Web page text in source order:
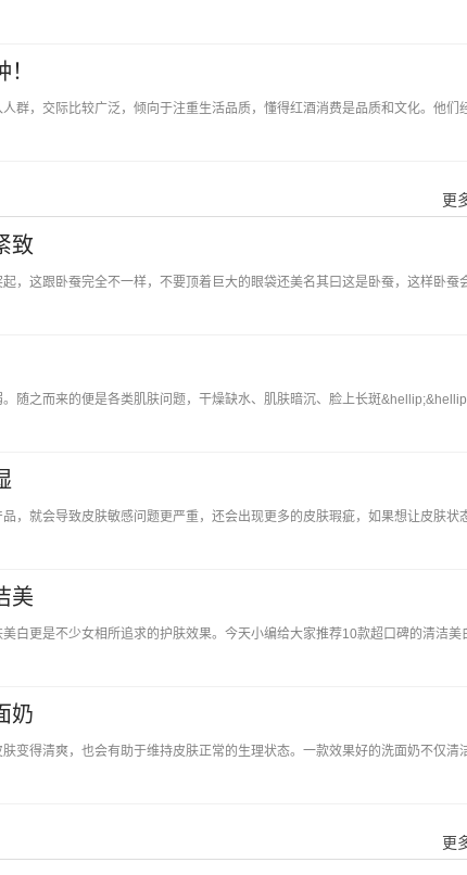
群，交际比较广泛，倾向于注重生活品质，懂得红酒消费是品质和文化。他们
更
致
，这跟卧蚕完全不一样，不要顶着巨大的眼袋还美名其曰这是卧蚕，这样卧蚕
随之而来的便是各类肌肤问题，干燥缺水、肌肤暗沉、脸上长斑
，就会导致皮肤敏感问题更严重，还会出现更多的皮肤瑕疵，如果想让皮肤状
美
白更是不少女相所追求的护肤效果。今天小编给大家推荐10款超口碑的清洁美
奶
变得清爽，也会有助于维持皮肤正常的生理状态。一款效果好的洗面奶不仅清
更